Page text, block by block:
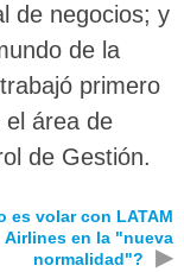
de negocios; y
de la
primero
el área de
de Gestión.
es volar con LATAM
Airlines en la "nueva
normalidad"?
▶